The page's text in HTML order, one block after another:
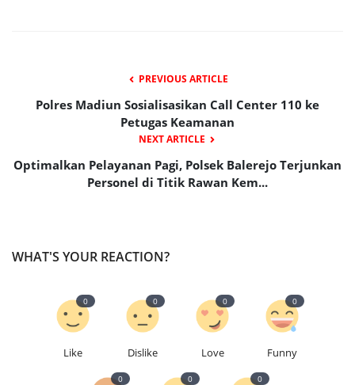
PREVIOUS ARTICLE
Polres Madiun Sosialisasikan Call Center 110 ke
Petugas Keamanan
NEXT ARTICLE
Optimalkan Pelayanan Pagi, Polsek Balerejo Terjunkan
Personel di Titik Rawan Kem...
WHAT'S YOUR REACTION?
Like
0
Dislike
0
Love
0
Funny
0
0 0 0